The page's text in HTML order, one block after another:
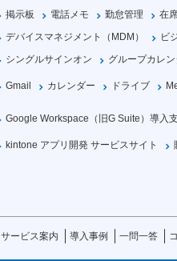
掲示板
電話メモ 勤怠管理
在
デバイスマネジメント（MDM）
ビ
シングルサインオン
グループカレ
Gmail カレンダー ドライブ
Google Workspace（旧G Suite）導入
kintone アプリ開発 サービスサイト
サービス案内 導入事例 一問一答